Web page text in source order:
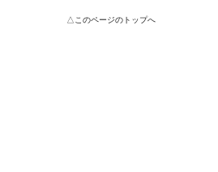
△このページのトップへ